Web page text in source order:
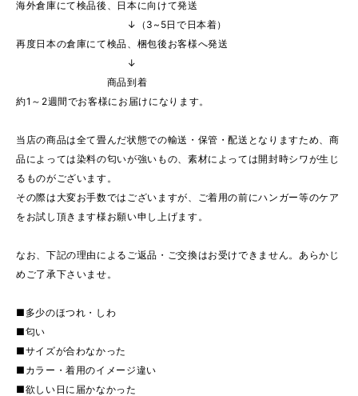
海外倉庫にて検品後、日本に向けて発送
↓（3~5日で日本着）
再度日本の倉庫にて検品、梱包後お客様へ発送
↓
商品到着
約1～2週間でお客様にお届けになります。
当店の商品は全て畳んだ状態での輸送・保管・配送となりますため、商
品によっては染料の匂いが強いもの、素材によっては開封時シワが生じ
るものがございます。
その際は大変お手数ではございますが、ご着用の前にハンガー等のケア
をお試し頂きます様お願い申し上げます。
なお、下記の理由によるご返品・ご交換はお受けできません。あらかじ
めご了承下さいませ。
■多少のほつれ・しわ
■匂い
■サイズが合わなかった
■カラー・着用のイメージ違い
■欲しい日に届かなかった